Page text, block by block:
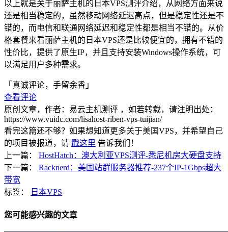
以上就是关于丽萨主机的日本VPS测评介绍，从网络方面来说
还是相当稳定的，虽然移动网络延迟高点，但是稳定性还是不
错的，而电信和联通网络延迟和稳定性都是相当不错的。从价
格套餐来看丽萨主机的日本VPS还是比较便宜的，拥有不错的
性价比，提供了原生IP，并且支持安装Windows操作系统，可
以满足用户多种需求。
「真诚评论，手留余香」
查看评论
原创文章，作者：易云主机测评 ，如若转载，请注明出处：
https://www.vuidc.com/lisahost-riben-vps-tuijian/
看完这篇还不够？如果想知道更多关于美国VPS，并希望自己
的项目被报道，请 戳这里 告诉我们！
上一篇：
HostHatch：澳大利亚VPS测评-悉尼机房大硬盘支持
下一篇：
Racknerd：美国站群服务器推荐-237个IP-1Gbps超大
带宽
标签：
日本VPS
您可能感兴趣的文章